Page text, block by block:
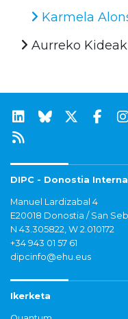
Karmela
Aurreko Kideak
DIPC - Donostia
Manuel Lardizabal 4
E20018 Donostia / San
N 43.305822, W 2.010172
+34 943 01 57 61
dipcinfo@ehu.eus
Ikerketa